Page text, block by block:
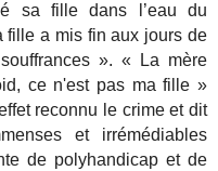
sa fille dans l’eau du
a mis fin aux jours de
». « La mère
ce n'est pas ma fille »
reconnu le crime et dit
et irrémédiables
de polyhandicap et de